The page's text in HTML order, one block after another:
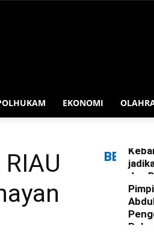
EKONOMI
BERITA
dan